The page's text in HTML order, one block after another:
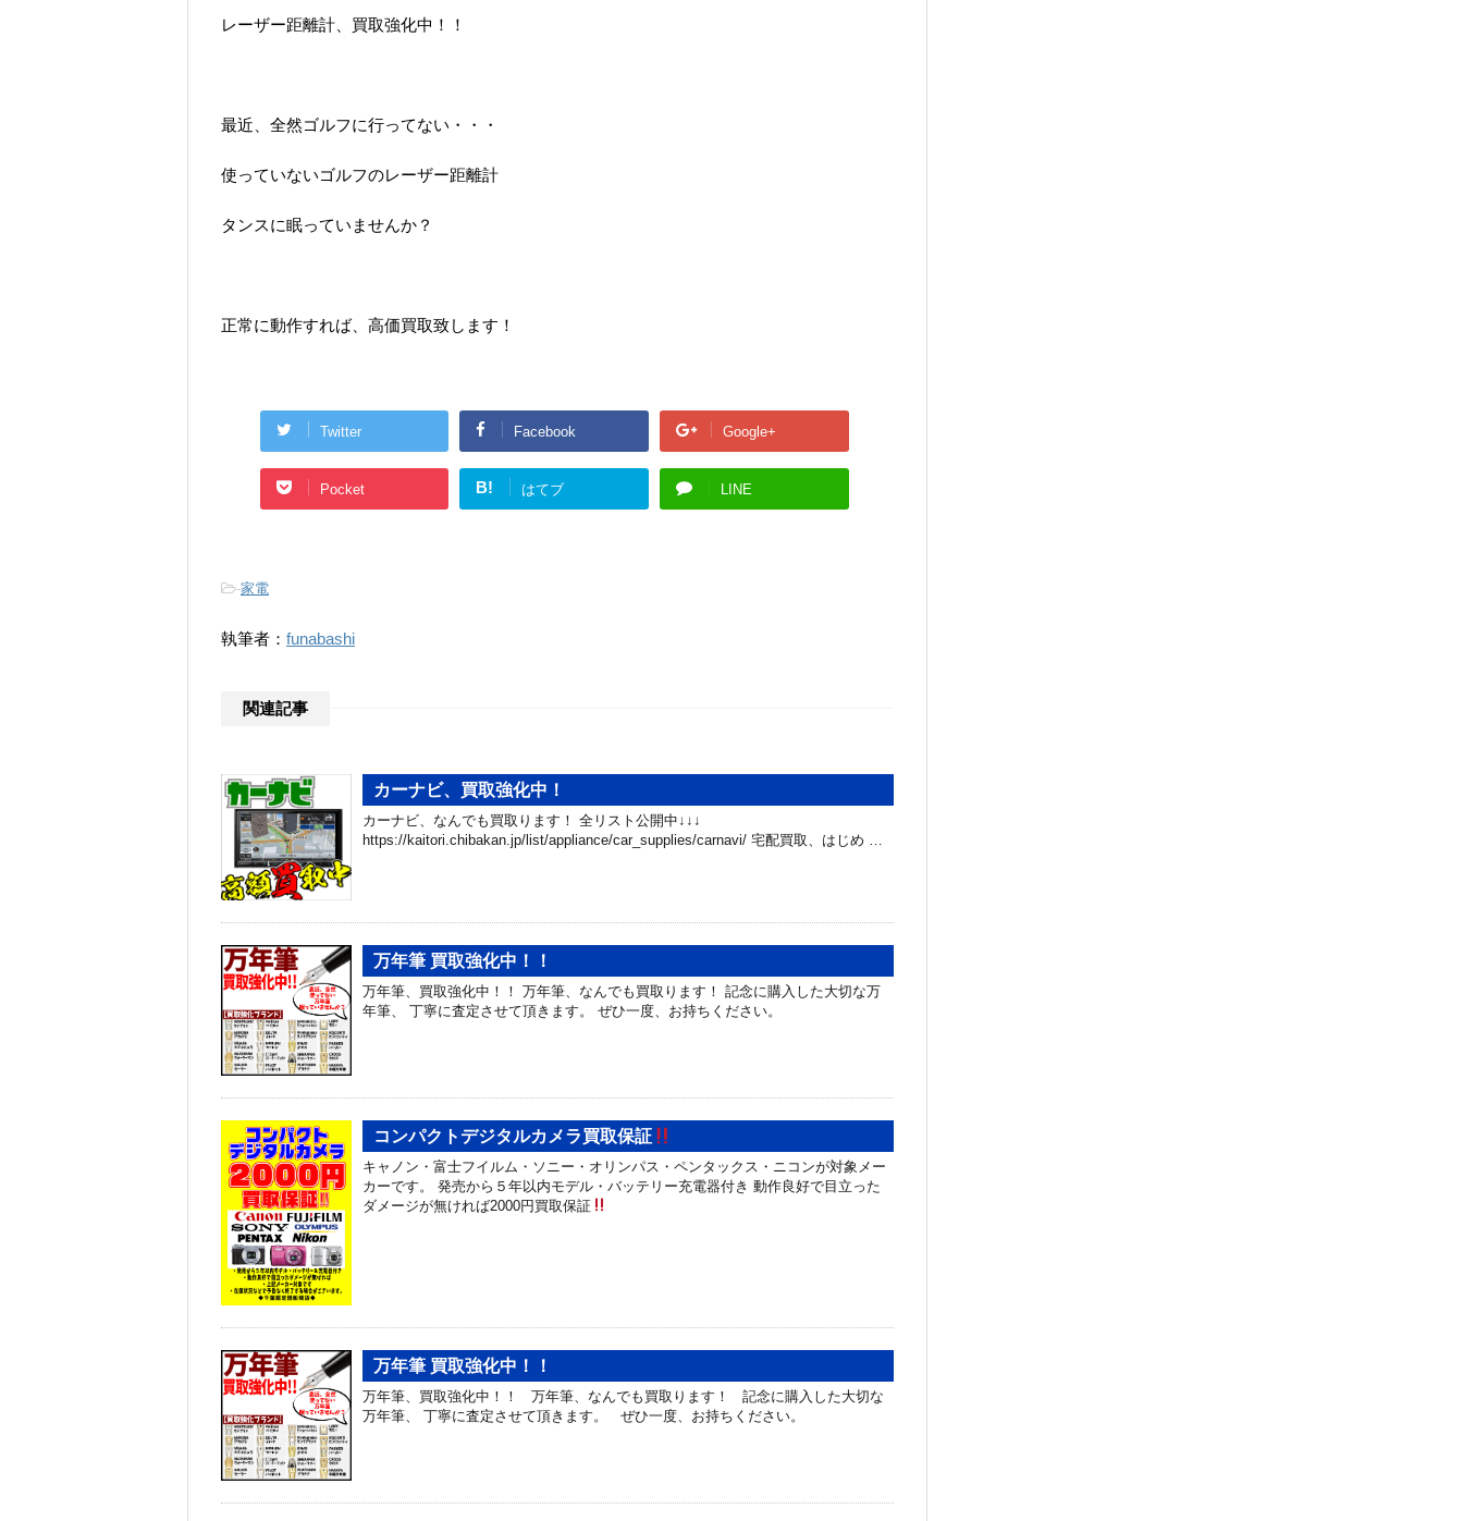
レーザー距離計、買取強化中！！
最近、全然ゴルフに行ってない・・・
使っていないゴルフのレーザー距離計
タンスに眠っていませんか？
正常に動作すれば、高価買取致します！
Twitter Facebook Google+
Pocket B! はてブ LINE
-家電
執筆者： funabashi
関連記事
カーナビ、買取強化中！
カーナビ、なんでも買取ります！ 全リスト公開中↓↓↓
https://kaitori.chibakan.jp/list/appliance/car_supplies/carnavi/ 宅配買取、はじめ …
万年筆 買取強化中！！
万年筆、買取強化中！！ 万年筆、なんでも買取ります！ 記念に購入した大切な万
年筆、 丁寧に査定させて頂きます。 ぜひ一度、お持ちください。
コンパクトデジタルカメラ買取保証
キャノン・富士フイルム・ソニー・オリンパス・ペンタックス・ニコンが対象メー
カーです。 発売から５年以内モデル・バッテリー充電器付き 動作良好で目立った
ダメージが無ければ2000円買取保証
万年筆 買取強化中！！
万年筆、買取強化中！！ 万年筆、なんでも買取ります！ 記念に購入した大切な
万年筆、 丁寧に査定させて頂きます。 ぜひ一度、お持ちください。